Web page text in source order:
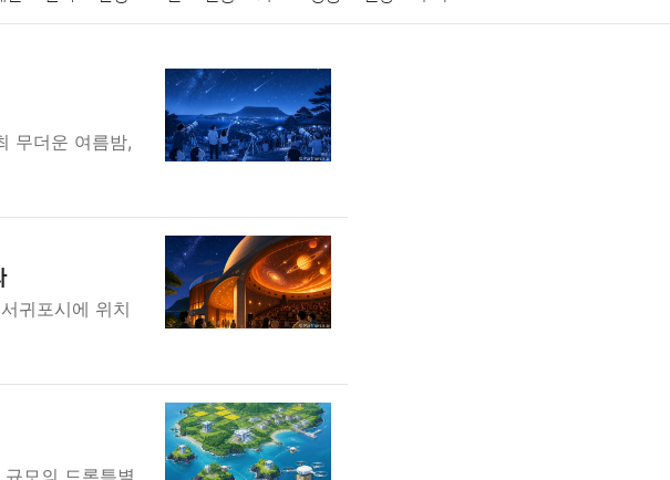
교육 교통 생활 기타
무더운 여름밤,
귀포시에 위치
모의 드론특별